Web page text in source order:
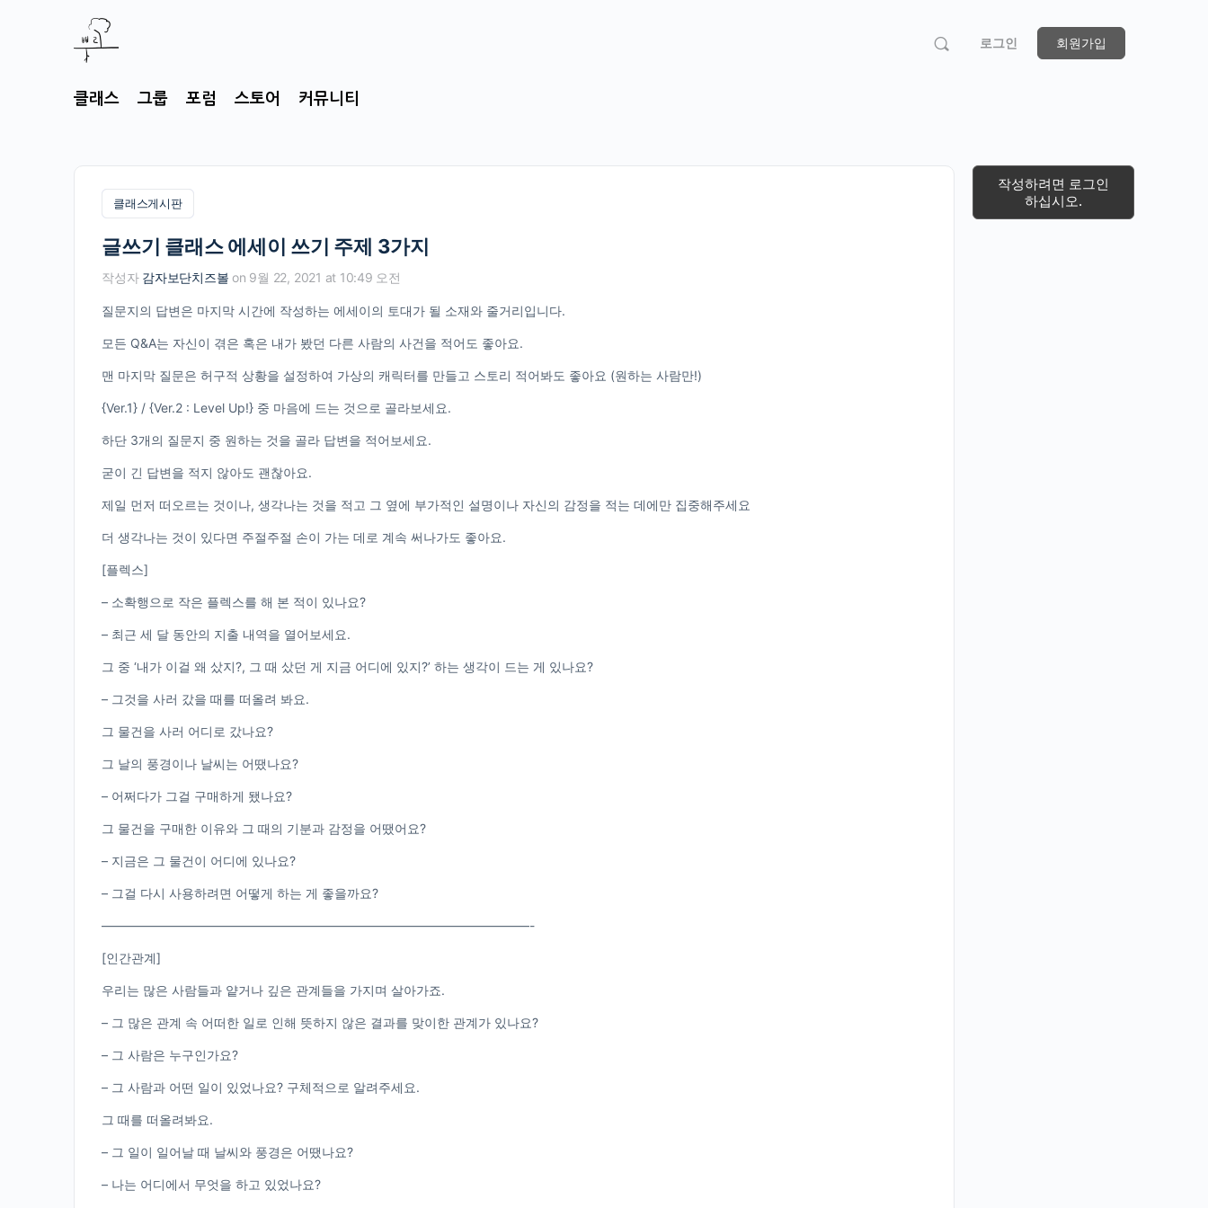
로그인 회원가입
클래스 그룹 포럼 스토어 커뮤니티
클래스게시판
글쓰기 클래스 에세이 쓰기 주제 3가지
작성자 감자보단치즈볼 on 9월 22, 2021 at 10:49 오전
질문지의 답변은 마지막 시간에 작성하는 에세이의 토대가 될 소재와 줄거리입니다.
모든 Q&A는 자신이 겪은 혹은 내가 봤던 다른 사람의 사건을 적어도 좋아요.
맨 마지막 질문은 허구적 상황을 설정하여 가상의 캐릭터를 만들고 스토리 적어봐도 좋아요 (원하는 사람만!)
{Ver.1} / {Ver.2 : Level Up!} 중 마음에 드는 것으로 골라보세요.
하단 3개의 질문지 중 원하는 것을 골라 답변을 적어보세요.
굳이 긴 답변을 적지 않아도 괜찮아요.
제일 먼저 떠오르는 것이나, 생각나는 것을 적고 그 옆에 부가적인 설명이나 자신의 감정을 적는 데에만 집중해주세요
더 생각나는 것이 있다면 주절주절 손이 가는 데로 계속 써나가도 좋아요.
[플렉스]
– 소확행으로 작은 플렉스를 해 본 적이 있나요?
– 최근 세 달 동안의 지출 내역을 열어보세요.
그 중 ‘내가 이걸 왜 샀지?, 그 때 샀던 게 지금 어디에 있지?’ 하는 생각이 드는 게 있나요?
– 그것을 사러 갔을 때를 떠올려 봐요.
그 물건을 사러 어디로 갔나요?
그 날의 풍경이나 날씨는 어땠나요?
– 어쩌다가 그걸 구매하게 됐나요?
그 물건을 구매한 이유와 그 때의 기분과 감정을 어땠어요?
– 지금은 그 물건이 어디에 있나요?
– 그걸 다시 사용하려면 어떻게 하는 게 좋을까요?
——————————————————————————————————-
[인간관계]
우리는 많은 사람들과 얕거나 깊은 관계들을 가지며 살아가죠.
– 그 많은 관계 속 어떠한 일로 인해 뜻하지 않은 결과를 맞이한 관계가 있나요?
– 그 사람은 누구인가요?
– 그 사람과 어떤 일이 있었나요? 구체적으로 알려주세요.
그 때를 떠올려봐요.
– 그 일이 일어날 때 날씨와 풍경은 어땠나요?
– 나는 어디에서 무엇을 하고 있었나요?
작성하려면 로그인
하십시오.